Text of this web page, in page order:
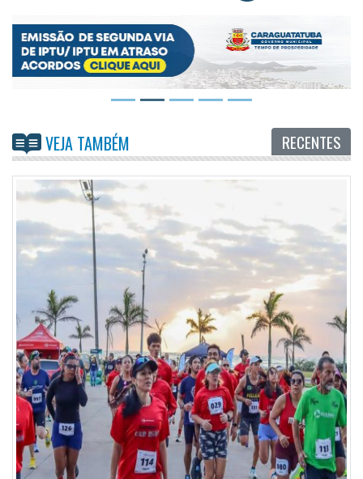
VEJA TAMBÉM RECENTES